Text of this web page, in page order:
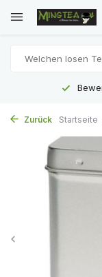
Zurück Startseite